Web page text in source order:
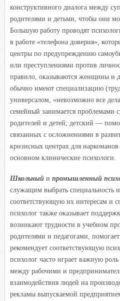
конструктивного диалога между
родителями и детьми, чтобы они
Большую работу проводят
в работе «телефона доверия»,
центры по предупреждению
или преступлениями против
правило, оказываются женщины и
обычно имеют специализацию
универсалом, «невозможно все
семейный занимается проблемами
родителей и детей; детский —
связанных с осложнениями в
кризисных центрах для
основном клинические психологи.
Школьный и промышленный
служащим выбрать специальность
соответствующую их интересам и
психолог также оказывает
возникают трудности в учебном
родителями и педагогами,
рекомендует соответствующую
психолог часто играет важную
между рабочими и
взаимодействия людей на
рекламы выпускаемой